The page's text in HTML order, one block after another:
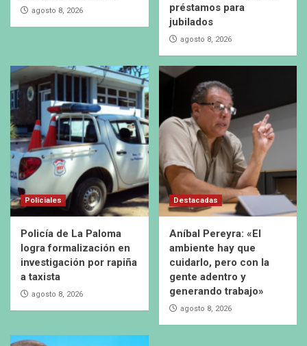
agosto 8, 2026
préstamos para
jubilados
agosto 8, 2026
Policiales
Policía de La Paloma
logra formalización en
investigación por rapiña
a taxista
agosto 8, 2026
Destacadas
Aníbal Pereyra: «El
ambiente hay que
cuidarlo, pero con la
gente adentro y
generando trabajo»
agosto 8, 2026